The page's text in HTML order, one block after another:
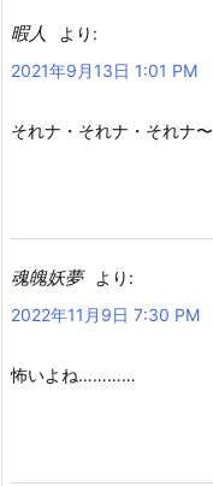
暇人
より:
2021年9月13日 1:01 PM
それナ・それナ・それナ〜
魂魄妖夢
より:
2022年11月9日 7:30 PM
怖いよね…………